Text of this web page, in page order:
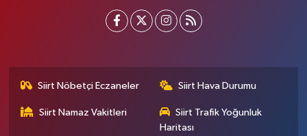
Siirt Nöbetçi Eczaneler Siirt Hava Durumu
Siirt Namaz Vakitleri
Siirt Trafik Yoğunluk
Haritası